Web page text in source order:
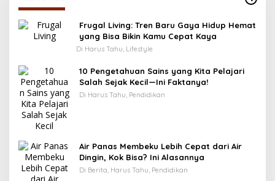
Frugal Living: Tren Baru Gaya Hidup Hemat
yang Bisa Bikin Kamu Cepat Kaya
Di Harus Tahu, Lifestyle
10 Pengetahuan Sains yang Kita Pelajari
Salah Sejak Kecil—Ini Faktanya!
Di Harus Tahu, Pendidikan
Air Panas Membeku Lebih Cepat dari Air
Dingin, Kok Bisa? Ini Alasannya
Di Berita, Harus Tahu, Pendidikan